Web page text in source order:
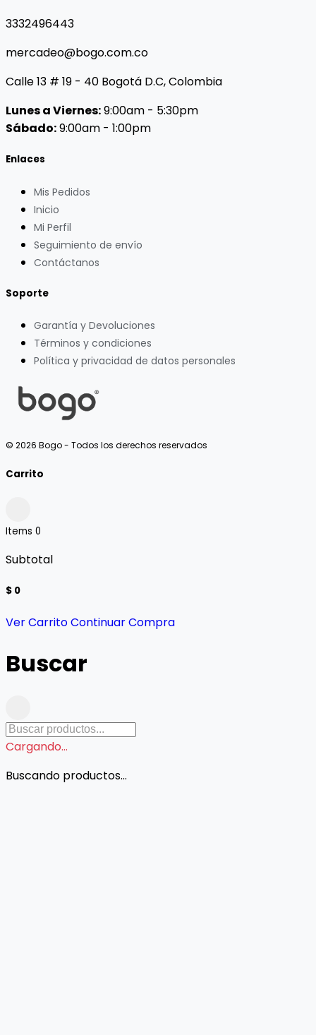
3332496443
mercadeo@bogo.com.co
Calle 13 # 19 - 40 Bogotá D.C, Colombia
Lunes a Viernes:9:00am - 5:30pm
Sábado:9:00am - 1:00pm
Enlaces
Mis Pedidos
Inicio
Mi Perfil
Seguimiento de envío
Contáctanos
Soporte
Garantía y Devoluciones
Términos y condiciones
Política y privacidad de datos personales
© 2026 Bogo - Todos los derechos reservados
Carrito
Items 0
Subtotal
$ 0
Ver CarritoContinuar Compra
Buscar
Cargando...
Buscando productos...